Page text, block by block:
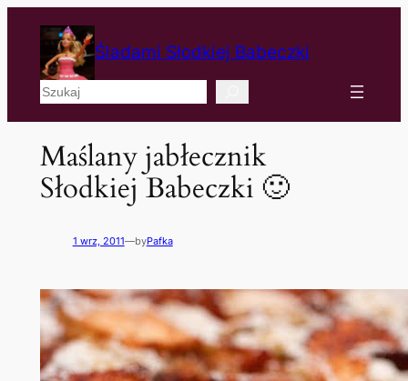
Śladami Słodkiej Babeczki
Szukaj
Maślany jabłecznik
Słodkiej Babeczki 🙂
1 wrz, 2011—byPafka